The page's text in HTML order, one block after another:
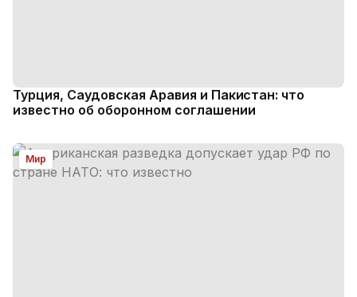
Турция, Саудовская Аравия и Пакистан: что
известно об оборонном соглашении
Мир